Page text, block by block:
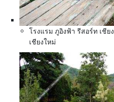
โรงแรม ภูอิงฟ้า รีสอร์ท เชี
เชียงใหม่